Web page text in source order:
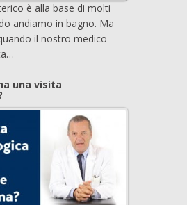
è alla base di molti
andiamo in bagno. Ma
il nostro medico
una visita